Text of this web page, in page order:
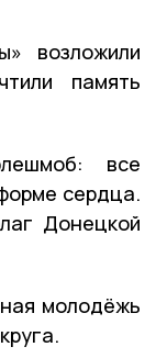
возложили
память
все
сердца.
Донецкой
молодёжь